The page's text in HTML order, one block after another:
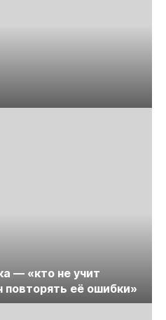
— «кто не учит
её ошибки»